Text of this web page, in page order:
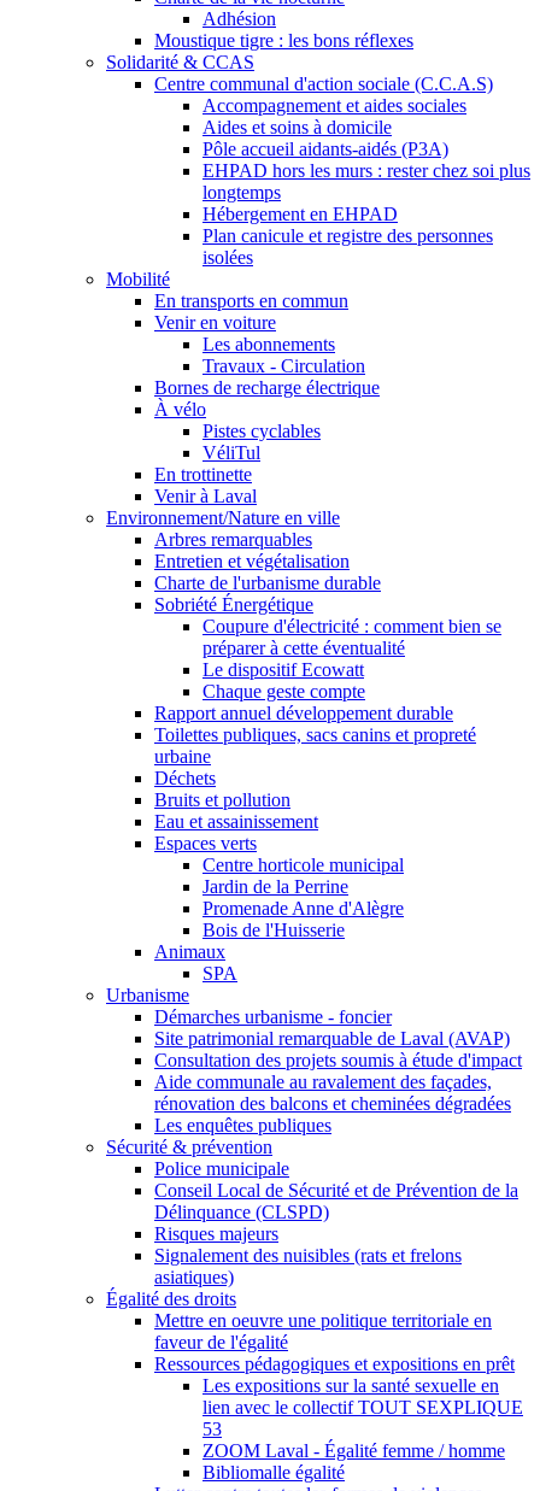
Adhésion
Moustique tigre : les bons réflexes
Solidarité & CCAS
Centre communal d'action sociale (C.C.A.S)
Accompagnement et aides sociales
Aides et soins à domicile
Pôle accueil aidants-aidés (P3A)
EHPAD hors les murs : rester chez soi plus
longtemps
Hébergement en EHPAD
Plan canicule et registre des personnes
isolées
Mobilité
En transports en commun
Venir en voiture
Les abonnements
Travaux - Circulation
Bornes de recharge électrique
À vélo
Pistes cyclables
VéliTul
En trottinette
Venir à Laval
Environnement/Nature en ville
Arbres remarquables
Entretien et végétalisation
Charte de l'urbanisme durable
Sobriété Énergétique
Coupure d'électricité : comment bien se
préparer à cette éventualité
Le dispositif Ecowatt
Chaque geste compte
Rapport annuel développement durable
Toilettes publiques, sacs canins et propreté
urbaine
Déchets
Bruits et pollution
Eau et assainissement
Espaces verts
Centre horticole municipal
Jardin de la Perrine
Promenade Anne d'Alègre
Bois de l'Huisserie
Animaux
SPA
Urbanisme
Démarches urbanisme - foncier
Site patrimonial remarquable de Laval (AVAP)
Consultation des projets soumis à étude d'impact
Aide communale au ravalement des façades,
rénovation des balcons et cheminées dégradées
Les enquêtes publiques
Sécurité & prévention
Police municipale
Conseil Local de Sécurité et de Prévention de la
Délinquance (CLSPD)
Risques majeurs
Signalement des nuisibles (rats et frelons
asiatiques)
Égalité des droits
Mettre en oeuvre une politique territoriale en
faveur de l'égalité
Ressources pédagogiques et expositions en prêt
Les expositions sur la santé sexuelle en
lien avec le collectif TOUT SEXPLIQUE
53
ZOOM Laval - Égalité femme / homme
Bibliomalle égalité